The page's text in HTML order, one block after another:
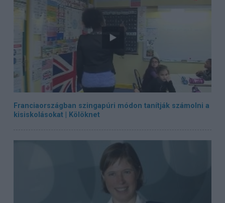
Franciaországban szingapúri módon tanítják számolni a
kisiskolásokat | Kölöknet